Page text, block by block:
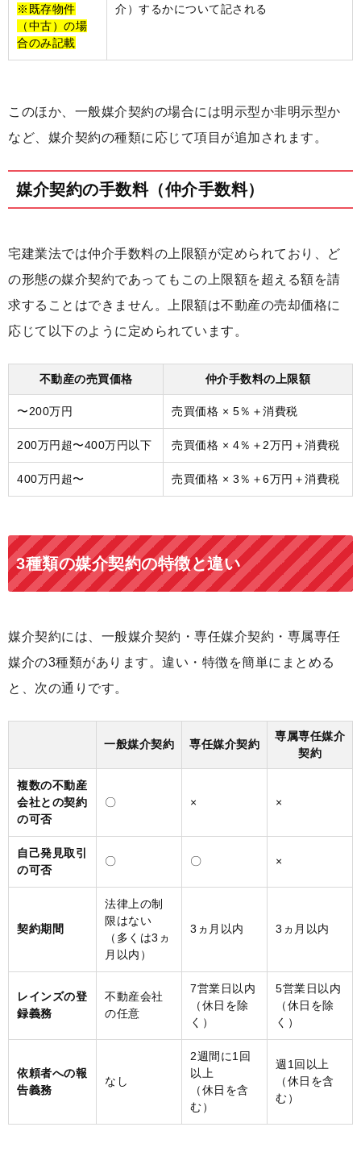
※既存物件
（中古）の場
合のみ記載
介）するかについて記される
このほか、一般媒介契約の場合には明示型か非明示型か
など、媒介契約の種類に応じて項目が追加されます。
媒介契約の手数料（仲介手数料）
宅建業法では仲介手数料の上限額が定められており、ど
の形態の媒介契約であってもこの上限額を超える額を請
求することはできません。上限額は不動産の売却価格に
応じて以下のように定められています。
不動産の売買価格 仲介手数料の上限額
〜200万円 売買価格 × 5％＋消費税
200万円超〜400万円以下 売買価格 × 4％＋2万円＋消費税
400万円超〜 売買価格 × 3％＋6万円＋消費税
3種類の媒介契約の特徴と違い
媒介契約には、一般媒介契約・専任媒介契約・専属専任
媒介の3種類があります。違い・特徴を簡単にまとめる
と、次の通りです。
一般媒介契約 専任媒介契約
専属専任媒介
契約
複数の不動産
会社との契約
の可否
〇 × ×
自己発見取引
の可否
〇 〇 ×
契約期間
法律上の制
限はない
（多くは3ヵ
月以内）
3ヵ月以内 3ヵ月以内
レインズの登
録義務
不動産会社
の任意
7営業日以内
（休日を除
く）
5営業日以内
（休日を除
く）
依頼者への報
告義務
なし
2週間に1回
以上
（休日を含
む）
週1回以上
（休日を含
む）